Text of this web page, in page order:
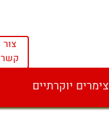
צור
קשר
צימרים יוקרתיים